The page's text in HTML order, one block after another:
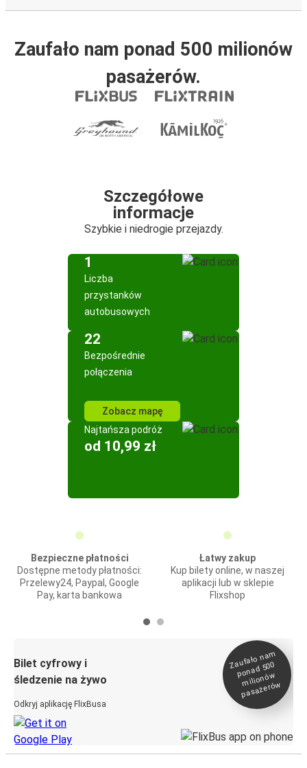
Zaufało nam ponad 500 milionów
pasażerów.
Szczegółowe
informacje
Szybkie i niedrogie przejazdy.
1
Liczba
przystanków
autobusowych
22
Bezpośrednie
połączenia
Zobacz mapę
Najtańsza podróż
od 10,99 zł
Bezpieczne płatności
Dostępne metody płatności:
Przelewy24, Paypal, Google
Pay, karta bankowa
Łatwy zakup
Kup bilety online, w naszej
aplikacji lub w sklepie
Flixshop
Bilet cyfrowy i
śledzenie na żywo
Odkryj aplikację FlixBusa
Zaufało na
m
ponad 500
milionó
w
pasażeró
w